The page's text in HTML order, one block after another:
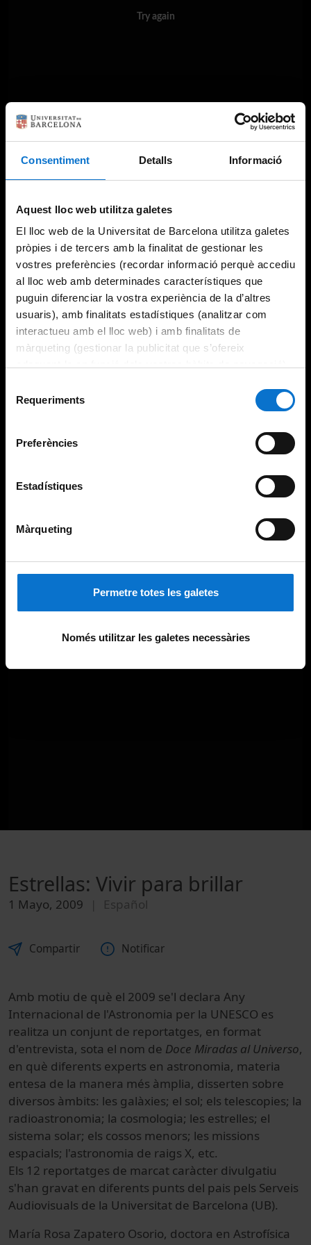
Consentiment Detalls Informació
Aquest lloc web utilitza galetes
El lloc web de la Universitat de Barcelona utilitza galetes
pròpies i de tercers amb la finalitat de gestionar les
vostres preferències (recordar informació perquè accediu
al lloc web amb determinades característiques que
puguin diferenciar la vostra experiència de la d’altres
usuaris), amb finalitats estadístiques (analitzar com
interactueu amb el lloc web) i amb finalitats de
màrqueting (gestionar la publicitat que s’ofereix
consultar laPolítica de galetes del lloc web de la
Requeriments
Preferències
Estadístiques
Màrqueting
Permetre totes les galetes
Només utilitzar les galetes necessàries
Try again
Estrellas: Vivir para brillar
1 Mayo, 2009 Español
Compartir Notificar
Amb motiu de què el 2009 se'l declara Any
Internacional de l'Astronomia per la UNESCO es
realitza un conjunt de reportatges, en format
d'entrevista, sota el nom de Doce Miradas al Universo,
en què diferents experts en astronomia, materia
entesa de la manera més àmplia, disserten sobre
diversos àmbits: les galàxies; el sol; els telescopies; la
radioastronomia; la cosmologia; les estrelles; el
sistema solar; els cossos menors; les missions
espacials; l'astronomia de raigs X, etc.
Els 12 reportatges de marcat caràcter divulgatiu
s'han gravat en diferents punts del pais pels Serveis
Audiovisuals de la Universitat de Barcelona (UB).
María Rosa Zapatero Osorio, doctora en Astrofísica